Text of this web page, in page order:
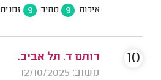
איכות 9 מחיר 9 זמנים
רותם ד. תל אביב.
משוב: 12/10/2025
10